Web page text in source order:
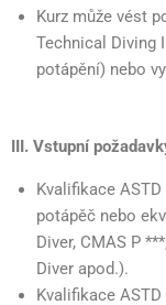
Kurz může vést
Technical Diving
potápění) nebo
III. Vstupní
Kvalifikace
potápěč nebo
Diver, CMAS P
Diver apod.).
Kvalifikace